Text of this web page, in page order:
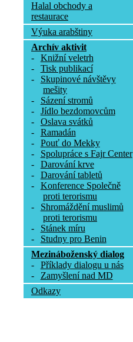
Halal obchody a
restaurace
Výuka arabštiny
Archív aktivit
-
Knižní veletrh
-
Tisk publikací
-
Skupinové návštěvy
mešity
-
Sázení stromů
-
Jídlo bezdomovcům
-
Oslava svátků
-
Ramadán
-
Pouť do Mekky
-
Spolupráce s Fajr Center
-
Darování krve
-
Darování tabletů
-
Konference Společně
proti terorismu
-
Shromáždění muslimů
proti terorismu
-
Stánek míru
-
Studny pro Benin
Mezináboženský dialog
-
Příklady dialogu u nás
-
Zamyšlení nad MD
Odkazy